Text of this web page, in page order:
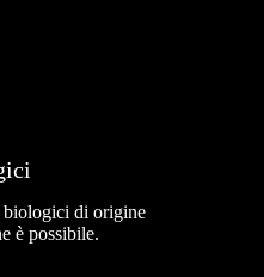
di origine
è possibile.